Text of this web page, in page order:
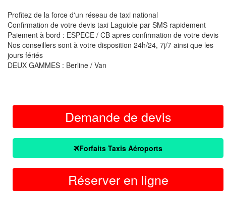
Profitez de la force d'un réseau de taxi national
Confirmation de votre devis taxi Laguiole par SMS rapidement
Paiement à bord : ESPECE / CB apres confirmation de votre devis
Nos conseillers sont à votre disposition 24h/24, 7j/7 ainsi que les
jours fériés
DEUX GAMMES : Berline / Van
Demande de devis
Forfaits Taxis Aéroports
Réserver en ligne